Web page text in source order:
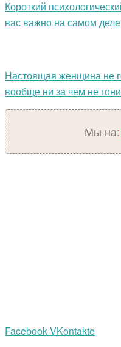
Короткий
вас важно на самом деле
Настоящая женщина не
вообще ни за чем не
Мы на:
FacebookVKontakte